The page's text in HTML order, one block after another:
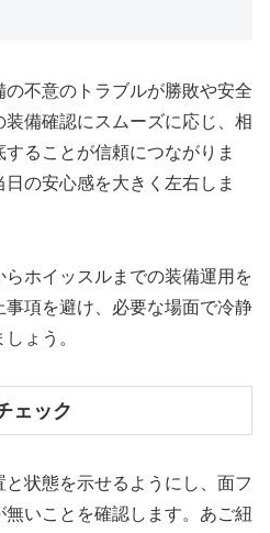
不意のトラブルが勝敗や安全
備確認にスムーズに応じ、相
ることが信頼につながりま
の安心感を大きく左右しま
ホイッスルまでの装備運用を
項を避け、必要な場面で冷静
ょう。
ェック
状態を示せるようにし、面フ
無いことを確認します。あご紐